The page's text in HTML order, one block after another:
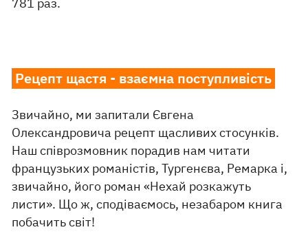
781 раз.
Рецепт щастя - взаємна поступливість
Звичайно, ми запитали Євгена
Олександровича рецепт щасливих стосунків.
Наш співрозмовник порадив нам читати
французьких романістів, Тургенєва, Ремарка і,
звичайно, його роман «Нехай розкажуть
листи». Що ж, сподіваємось, незабаром книга
побачить світ!